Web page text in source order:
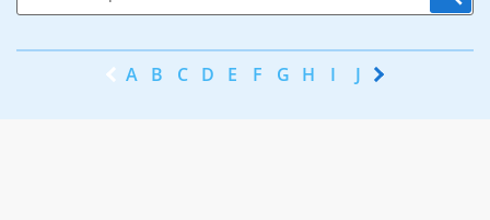
A B C D E F G H I J K